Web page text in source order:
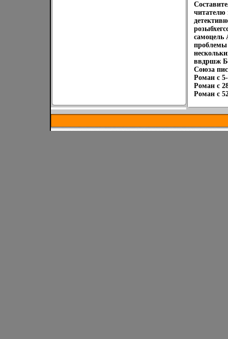
читателю
самоцель
проблемы
ввдршж
Союза
Роман c
Роман c
Роман c